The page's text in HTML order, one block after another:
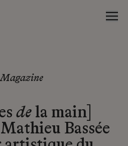
Magazine
dela main]
Bassée